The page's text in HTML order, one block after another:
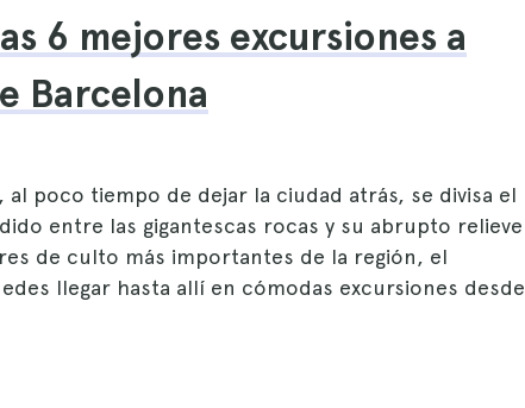
6 mejores excursiones a
Barcelona
poco tiempo de dejar la ciudad atrás, se divisa el
entre las gigantescas rocas y su abrupto relieve
de culto más importantes de la región, el
llegar hasta allí en cómodas excursiones desde